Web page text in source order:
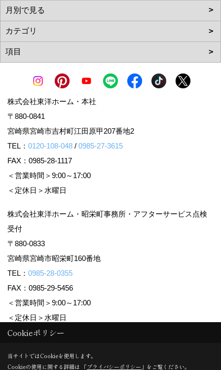
株式会社東洋ホーム・本社
〒880-0841
宮崎県宮崎市吉村町江田原甲207番地2
TEL： 0120-108-048 / 0985-27-3615
FAX：0985-28-1117
＜営業時間＞9:00～17:00
＜定休日＞水曜日
株式会社東洋ホーム・昭栄町事務所・アフターサービス点検
受付
〒880-0833
宮崎県宮崎市昭栄町160番地
TEL： 0985-28-0355
FAX：0985-29-5456
＜営業時間＞9:00～17:00
＜定休日＞水曜日
Copyright (c) TOYO HOME Co., Ltd. All Rights Reserved.
Produced byゴデスクリエイト
Cookieポリシー
当サイトではCookieを使用します。
Cookieの使用に関する詳細は 「プライバシーポリシー 」をご覧ください。